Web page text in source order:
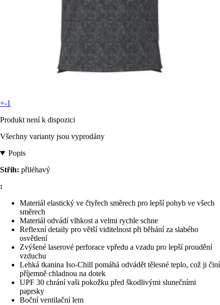
+-1
Produkt není k dispozici
Všechny varianty jsou vyprodány
Popis
Střih: přiléhavý
:
Materiál elastický ve čtyřech směrech pro lepší pohyb ve všech
směrech
Materiál odvádí vlhkost a velmi rychle schne
Reflexní detaily pro větší viditelnost při běhání za slabého
osvětlení
Zvýšené laserové perforace vpředu a vzadu pro lepší proudění
vzduchu
Lehká tkanina Iso-Chill pomáhá odvádět tělesné teplo, což ji činí
příjemně chladnou na dotek
UPF 30 chrání vaši pokožku před škodlivými slunečními
paprsky
Boční ventilační lem